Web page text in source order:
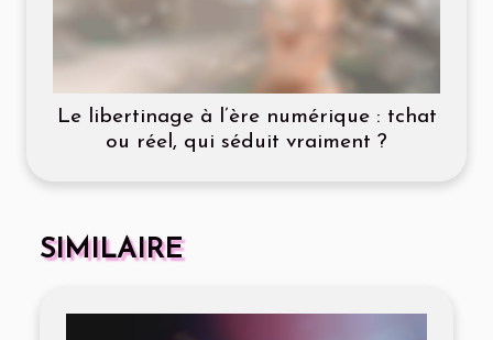
Le libertinage à l’ère numérique : tchat
ou réel, qui séduit vraiment ?
SIMILAIRE